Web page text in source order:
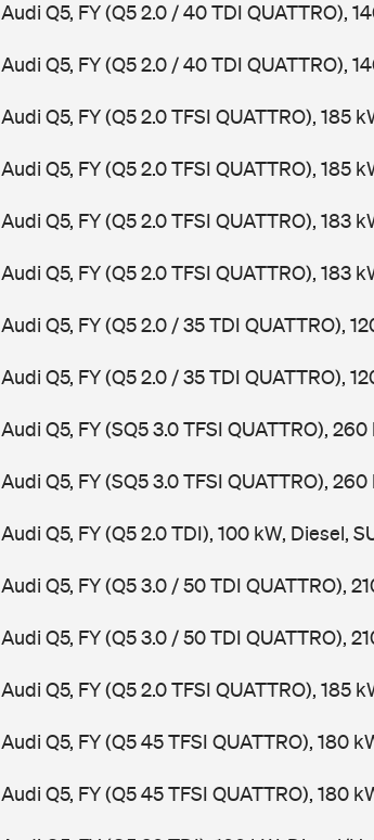
Audi Q5, FY (Q5 2.0 / 40 TDI QUATTRO),
Audi Q5, FY (Q5 2.0 / 40 TDI QUATTRO),
Audi Q5, FY (Q5 2.0 TFSI QUATTRO), 185
Audi Q5, FY (Q5 2.0 TFSI QUATTRO), 185
Audi Q5, FY (Q5 2.0 TFSI QUATTRO), 183
Audi Q5, FY (Q5 2.0 TFSI QUATTRO), 183
Audi Q5, FY (Q5 2.0 / 35 TDI QUATTRO),
Audi Q5, FY (Q5 2.0 / 35 TDI QUATTRO),
Audi Q5, FY (SQ5 3.0 TFSI QUATTRO),
Audi Q5, FY (SQ5 3.0 TFSI QUATTRO),
Audi Q5, FY (Q5 2.0 TDI), 100 kW, Diesel,
Audi Q5, FY (Q5 3.0 / 50 TDI QUATTRO),
Audi Q5, FY (Q5 3.0 / 50 TDI QUATTRO),
Audi Q5, FY (Q5 2.0 TFSI QUATTRO), 185
Audi Q5, FY (Q5 45 TFSI QUATTRO), 180
Audi Q5, FY (Q5 45 TFSI QUATTRO), 180